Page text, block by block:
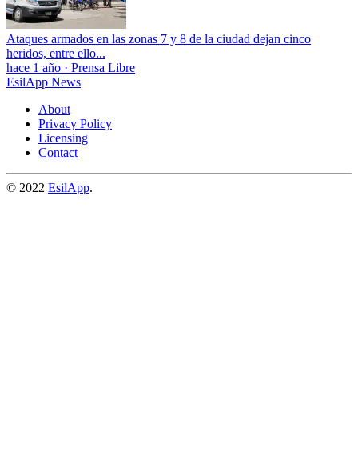
Ataques armados en las zonas 7 y 8 de la ciudad dejan cinco
heridos, entre ello...
hace 1 año · Prensa Libre
EsilApp News
About
Privacy Policy
Licensing
Contact
© 2022 EsilApp.